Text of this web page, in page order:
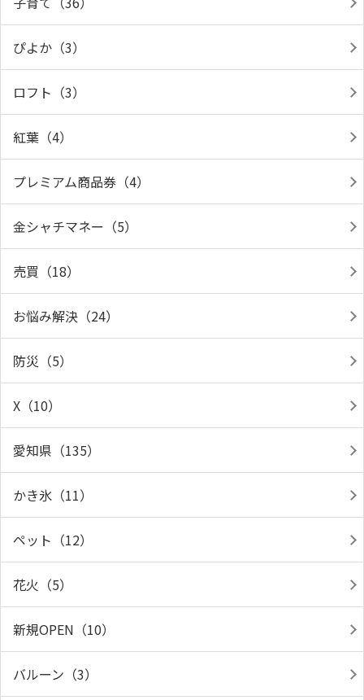
ぴよか（3）
ロフト（3）
紅葉（4）
プレミアム商品券（4）
金シャチマネー（5）
売買（18）
お悩み解決（24）
防災（5）
X（10）
愛知県（135）
かき氷（11）
ペット（12）
花火（5）
新規OPEN（10）
バルーン（3）